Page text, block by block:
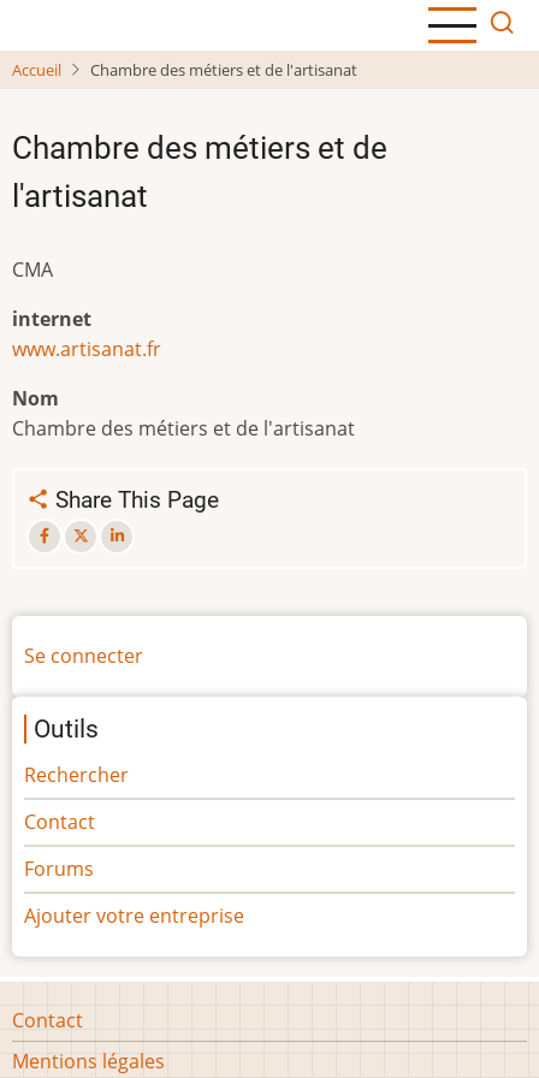
au
contenu
Accueil Chambre des métiers et de l'artisanat
Chambre des métiers et de
l'artisanat
CMA
internet
www.artisanat.fr
Nom
Chambre des métiers et de l'artisanat
Share This Page
Menu
compte
de
l'utilisateur
Se connecter
Outils
Rechercher
Contact
Forums
Ajouter votre entreprise
Footer
menu
Contact
Mentions légales